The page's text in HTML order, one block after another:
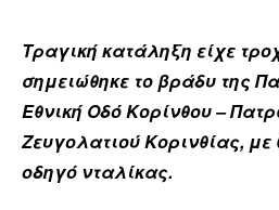
Τραγική κατάληξη είχε
σημειώθηκε το βράδυ της
Εθνική Οδό Κορίνθου –
Ζευγολατιού Κορινθίας,
οδηγό νταλίκας.